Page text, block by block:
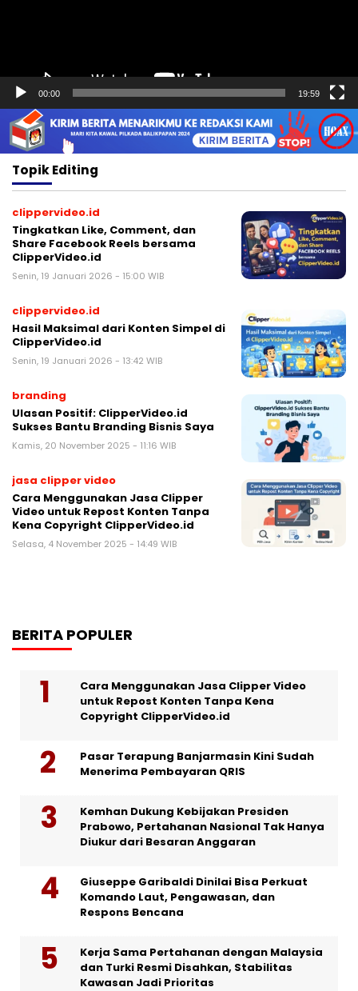
00:00 19:59
TopikEditing
clippervideo.id
Tingkatkan Like, Comment, dan
Share Facebook Reels bersama
ClipperVideo.id
Senin, 19 Januari 2026 - 15:00 WIB
clippervideo.id
Hasil Maksimal dari Konten Simpel di
ClipperVideo.id
Senin, 19 Januari 2026 - 13:42 WIB
branding
Ulasan Positif: ClipperVideo.id
Sukses Bantu Branding Bisnis Saya
Kamis, 20 November 2025 - 11:16 WIB
jasa clipper video
Cara Menggunakan Jasa Clipper
Video untuk Repost Konten Tanpa
Kena Copyright ClipperVideo.id
Selasa, 4 November 2025 - 14:49 WIB
BERITA POPULER
Cara Menggunakan Jasa Clipper Video
untuk Repost Konten Tanpa Kena
Copyright ClipperVideo.id
Pasar Terapung Banjarmasin Kini Sudah
Menerima Pembayaran QRIS
Kemhan Dukung Kebijakan Presiden
Prabowo, Pertahanan Nasional Tak Hanya
Diukur dari Besaran Anggaran
Giuseppe Garibaldi Dinilai Bisa Perkuat
Komando Laut, Pengawasan, dan
Respons Bencana
Kerja Sama Pertahanan dengan Malaysia
dan Turki Resmi Disahkan, Stabilitas
Kawasan Jadi Prioritas